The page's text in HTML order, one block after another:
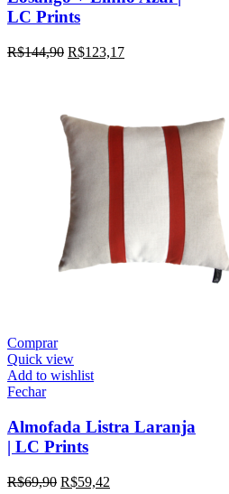
LC Prints
R$144,90 R$123,17
Comprar
Quick view
Add to wishlist
Fechar
Almofada Listra Laranja
| LC Prints
R$69,90 R$59,42